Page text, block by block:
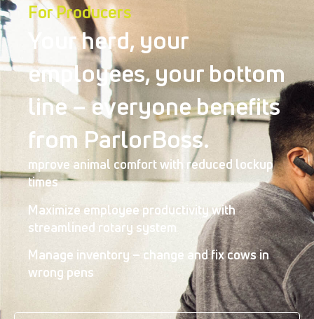
For Producers
Your herd, your
employees, your bottom
line – everyone benefits
from ParlorBoss.
mprove animal comfort with reduced lockup
times
Maximize employee productivity with
streamlined rotary system
Manage inventory – change and fix cows in
wrong pens